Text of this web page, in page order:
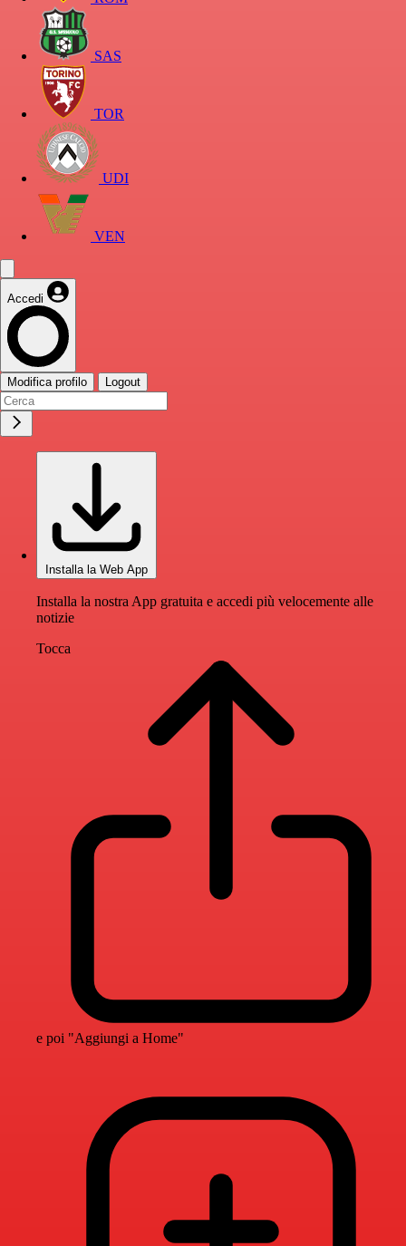
SAS
TOR
UDI
VEN
Accedi
Modifica profilo Logout
Installa la Web App
Installa la nostra App gratuita e accedi più velocemente alle
notizie
Tocca
e poi "Aggiungi a Home"